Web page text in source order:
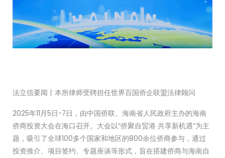
法立信要闻丨本所律师受聘担任世界百国侨企联盟法律顾问
2025年11月5日-7日，由中国侨联、海南省人民政府主办的海南
侨商投资大会在海口召开。大会以“侨聚自贸港 共享新机遇”为主
题，吸引了全球100多个国家和地区的800余位侨商参与，通过
投资推介、项目签约、专题座谈等形式，旨在搭建侨商与海南自